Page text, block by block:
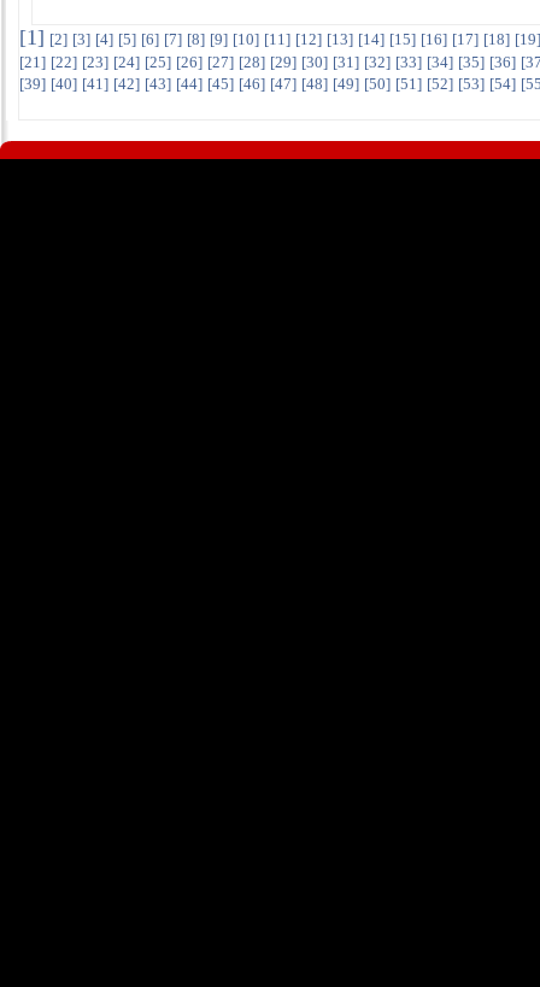
[1] [2] [3] [4] [5] [6] [7] [8] [9] [10] [11] [12] [13] [14] [15] [16] [17] [18] [19]
[21] [22] [23] [24] [25] [26] [27] [28] [29] [30] [31] [32] [33] [34] [35] [36] [
[39] [40] [41] [42] [43] [44] [45] [46] [47] [48] [49] [50] [51] [52] [53] [54] [